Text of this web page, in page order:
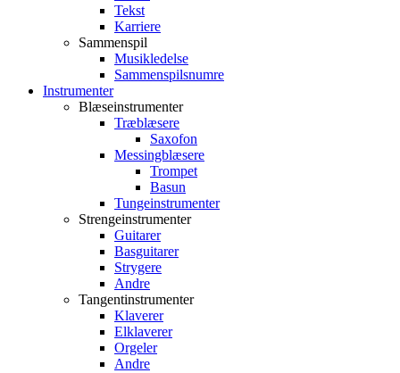
Tekst
Karriere
Sammenspil
Musikledelse
Sammenspilsnumre
Instrumenter
Blæseinstrumenter
Træblæsere
Saxofon
Messingblæsere
Trompet
Basun
Tungeinstrumenter
Strengeinstrumenter
Guitarer
Basguitarer
Strygere
Andre
Tangentinstrumenter
Klaverer
Elklaverer
Orgeler
Andre